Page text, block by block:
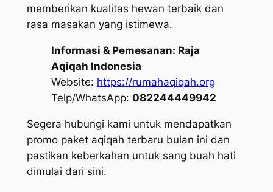
memberikan kualitas hewan terbaik dan
rasa masakan yang istimewa.
Informasi & Pemesanan: Raja
Aqiqah Indonesia
Website: https://rumahaqiqah.org
Telp/WhatsApp: 082244449942
Segera hubungi kami untuk mendapatkan
promo paket aqiqah terbaru bulan ini dan
pastikan keberkahan untuk sang buah hati
dimulai dari sini.